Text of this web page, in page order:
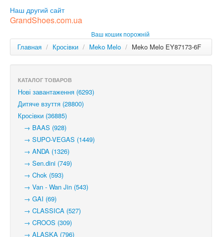
РОС
Наш другий сайт
GrandShoes.com.ua
Ваш кошик порожній
Главная / Кросівки / Meko Melo / Meko Melo EY87173-6F
КАТАЛОГ ТОВАРОВ
Нові завантаження (6293)
Дитяче взуття (28800)
Кросівки (36885)
→ BAAS (928)
→ SUPO-VEGAS (1449)
→ ANDA (1326)
→ Sen.dini (749)
→ Chok (593)
→ Van - Wan Jin (543)
→ GAI (69)
→ CLASSICA (527)
→ CROOS (309)
→ ALASKA (796)